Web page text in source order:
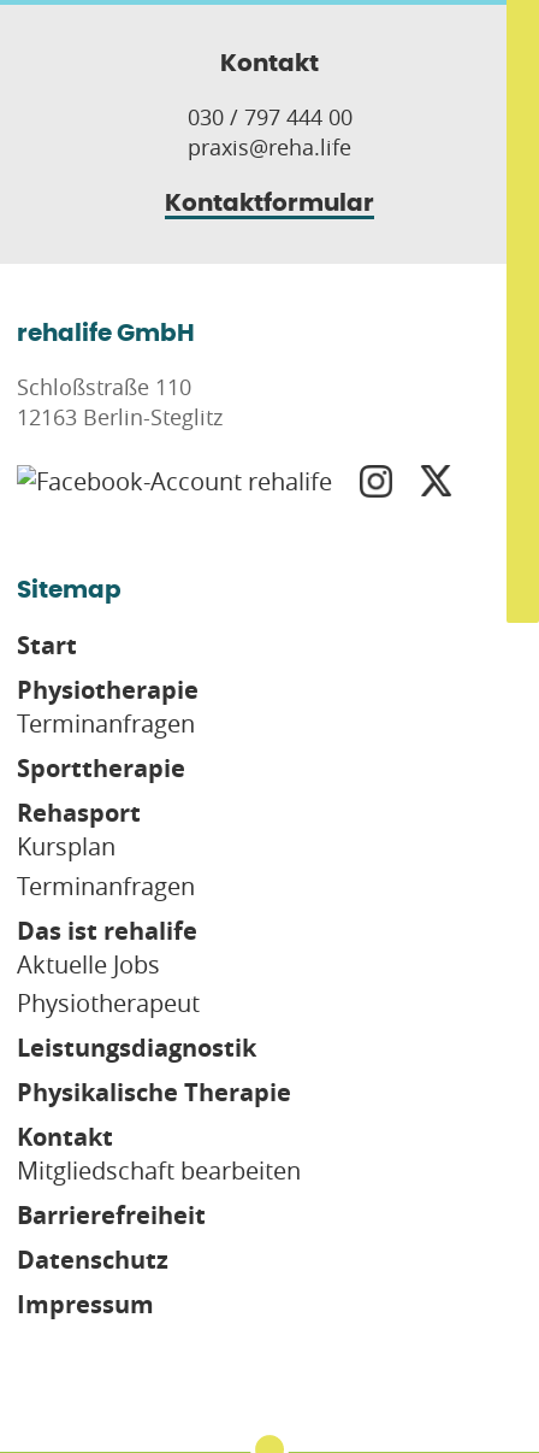
Kontakt
030 / 797 444 00
praxis@reha.life
Kontaktformular
rehalife GmbH
Schloßstraße 110
12163 Berlin-Steglitz
Sitemap
Start
Physiotherapie
Terminanfragen
Sporttherapie
Rehasport
Kursplan
Terminanfragen
Das ist rehalife
Aktuelle Jobs
Physiotherapeut
Leistungsdiagnostik
Physikalische Therapie
Kontakt
Mitgliedschaft bearbeiten
Barrierefreiheit
Datenschutz
Impressum